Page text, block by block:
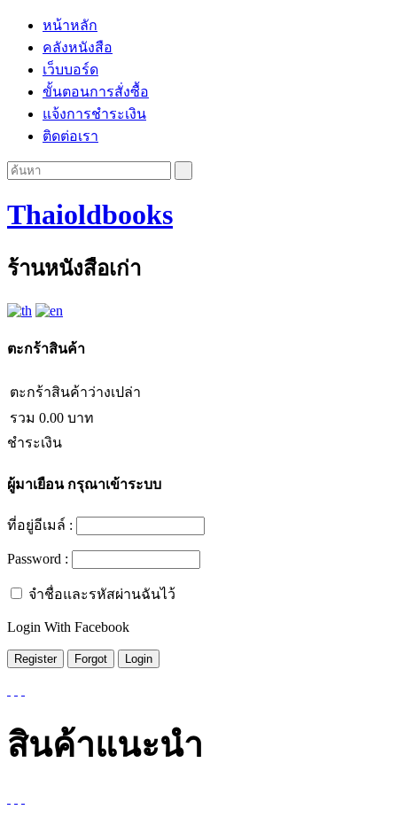
หน้าหลัก
คลังหนังสือ
เว็บบอร์ด
ขั้นตอนการสั่งซื้อ
แจ้งการชำระเงิน
ติดต่อเรา
Thaioldbooks
ร้านหนังสือเก่า
ตะกร้าสินค้า
ตะกร้าสินค้าว่างเปล่า
รวม 0.00 บาท
ชำระเงิน
ผู้มาเยือนกรุณาเข้าระบบ
ที่อยู่อีเมล์ :
Password :
จำชื่อและรหัสผ่านฉันไว้
Login With Facebook
สินค้าแนะนำ